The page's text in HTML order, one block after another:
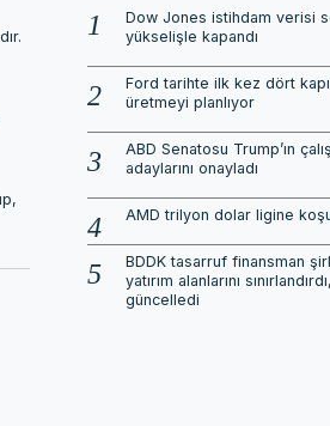
Dow Jones istihdam verisi
yükselişle kapandı
Ford tarihte ilk kez dört
üretmeyi planlıyor
ABD Senatosu Trump’ın
adaylarını onayladı
AMD trilyon dolar ligine
BDDK tasarruf finansman
yatırım alanlarını
güncelledi